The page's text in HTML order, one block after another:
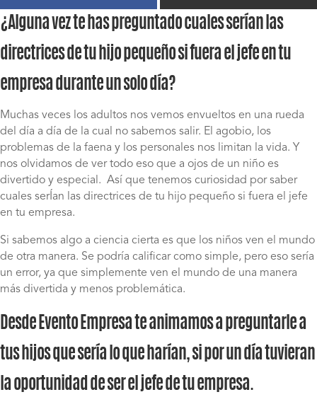
¿Alguna vez te has preguntado cuales serían las
directrices de tu hijo pequeño si fuera el jefe en tu
empresa durante un solo día?
Muchas veces los adultos nos vemos envueltos en una rueda
del día a día de la cual no sabemos salir. El agobio, los
problemas de la faena y los personales nos limitan la vida. Y
nos olvidamos de ver todo eso que a ojos de un niño es
divertido y especial. Así que tenemos curiosidad por saber
cuales serÍan las directrices de tu hijo pequeño si fuera el jefe
en tu empresa.
Si sabemos algo a ciencia cierta es que los niños ven el mundo
de otra manera. Se podría calificar como simple, pero eso sería
un error, ya que simplemente ven el mundo de una manera
más divertida y menos problemática.
Desde Evento Empresa te animamos a preguntarle a
tus hijos que sería lo que harían, si por un día tuvieran
la oportunidad de ser el jefe de tu empresa.